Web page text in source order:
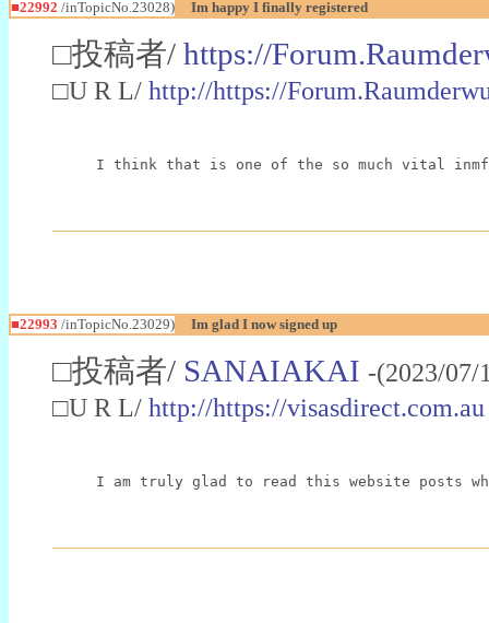
■22992 /inTopicNo.23028) Im happy I finally registered
□投稿者/ https://
□U R L/ http://https://
I think that is one of the so much vital
■22993 /inTopicNo.23029) Im glad I now signed up
□投稿者/ SANAIAKAI -(2023/
□U R L/ http://https://visasdirect.com.au
I am truly glad to read this website posts